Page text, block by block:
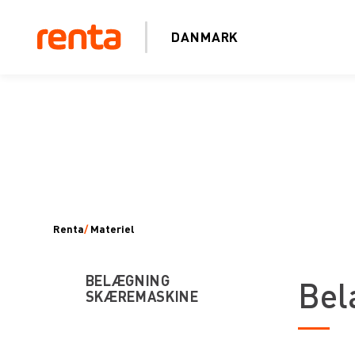
DANMARK
Renta/ Materiel
BELÆGNING
SKÆREMASKINE